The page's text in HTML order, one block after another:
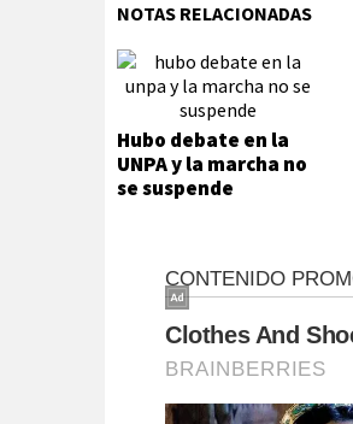
NOTAS RELACIONADAS
Hubo debate en la
UNPA y la marcha no
se suspende